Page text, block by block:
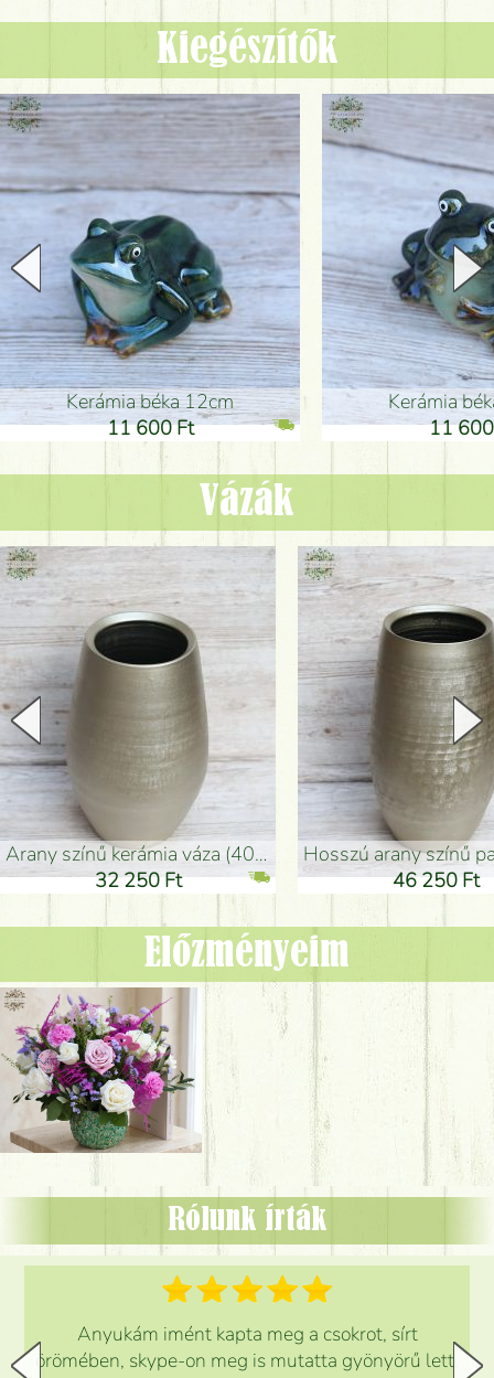
Kiegészítők
Kerámia béka 12cm
11 600 Ft
Kerámia
11
Vázák
arany színű kerámia váza (40x26cm)
32 250 Ft
hosszú arany színű
46 250 Ft
Előzményeim
Rólunk írták
Anyukám imént kapta meg a csokrot, sírt
örömében, skype-on meg is mutatta gyönyörű lett.